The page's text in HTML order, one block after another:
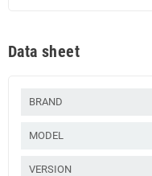
Data sheet
BRAND
MODEL
VERSION